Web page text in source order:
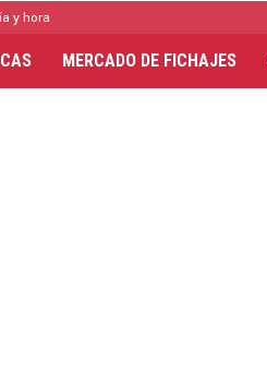
y hora
MERCADO DE FICHAJES